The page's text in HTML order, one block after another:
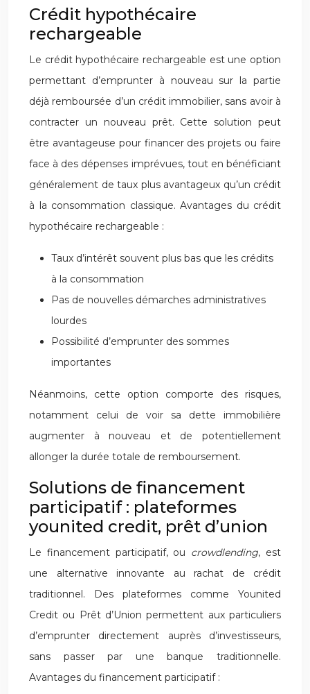
Crédit hypothécaire
rechargeable
Le crédit hypothécaire rechargeable est une option
permettant d’emprunter à nouveau sur la partie
déjà remboursée d’un crédit immobilier, sans avoir à
contracter un nouveau prêt. Cette solution peut
être avantageuse pour financer des projets ou faire
face à des dépenses imprévues, tout en bénéficiant
généralement de taux plus avantageux qu’un crédit
à la consommation classique. Avantages du crédit
hypothécaire rechargeable :
Taux d’intérêt souvent plus bas que les crédits
à la consommation
Pas de nouvelles démarches administratives
lourdes
Possibilité d’emprunter des sommes
importantes
Néanmoins, cette option comporte des risques,
notamment celui de voir sa dette immobilière
augmenter à nouveau et de potentiellement
allonger la durée totale de remboursement.
Solutions de financement
participatif : plateformes
younited credit, prêt d’union
Le financement participatif, ou crowdlending, est
une alternative innovante au rachat de crédit
traditionnel. Des plateformes comme Younited
Credit ou Prêt d’Union permettent aux particuliers
d’emprunter directement auprès d’investisseurs,
sans passer par une banque traditionnelle.
Avantages du financement participatif :